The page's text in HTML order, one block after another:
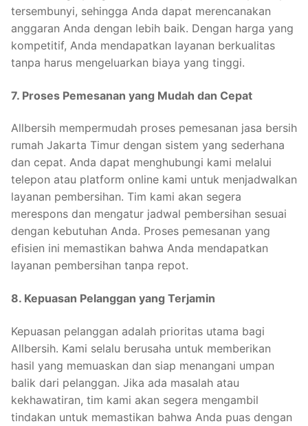
tersembunyi, sehingga Anda dapat merencanakan
anggaran Anda dengan lebih baik. Dengan harga yang
kompetitif, Anda mendapatkan layanan berkualitas
tanpa harus mengeluarkan biaya yang tinggi.
7. Proses Pemesanan yang Mudah dan Cepat
Allbersih mempermudah proses pemesanan jasa bersih
rumah Jakarta Timur dengan sistem yang sederhana
dan cepat. Anda dapat menghubungi kami melalui
telepon atau platform online kami untuk menjadwalkan
layanan pembersihan. Tim kami akan segera
merespons dan mengatur jadwal pembersihan sesuai
dengan kebutuhan Anda. Proses pemesanan yang
efisien ini memastikan bahwa Anda mendapatkan
layanan pembersihan tanpa repot.
8. Kepuasan Pelanggan yang Terjamin
Kepuasan pelanggan adalah prioritas utama bagi
Allbersih. Kami selalu berusaha untuk memberikan
hasil yang memuaskan dan siap menangani umpan
balik dari pelanggan. Jika ada masalah atau
kekhawatiran, tim kami akan segera mengambil
tindakan untuk memastikan bahwa Anda puas dengan